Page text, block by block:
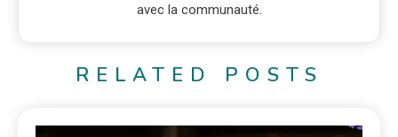
avec la communauté.
RELATED POSTS